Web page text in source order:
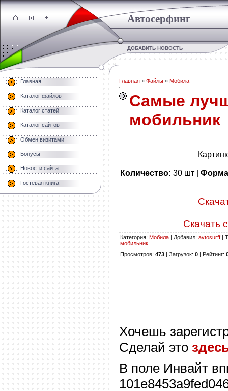
Автосерфинг
ДОБАВИТЬ НОВОСТЬ
Главная
Каталог файлов
Каталог статей
Каталог сайтов
Обмен визитами
Бонусы
Новости сайта
Гостевая книга
Главная » Файлы » Мобила
Самые
мобильник
Количество: 30 шт |
Скачать
Категория: Мобила | Добавил: avtosurff |
мобильник
Просмотров: 473 | Загрузок: 0 | Рейтинг:
Хочешь
Сделай это
В поле Инвайт